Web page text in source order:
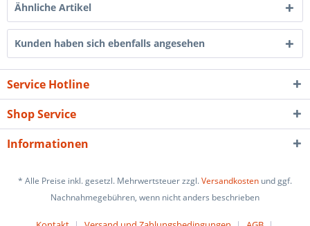
Ähnliche Artikel
Kunden haben sich ebenfalls angesehen
Service Hotline
Shop Service
Informationen
* Alle Preise inkl. gesetzl. Mehrwertsteuer zzgl.Versandkosten und ggf.
Nachnahmegebühren, wenn nicht anders beschrieben